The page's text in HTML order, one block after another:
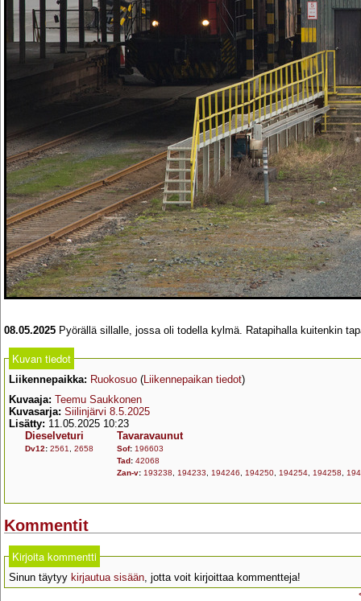
08.05.2025 Pyörällä sillalle, jossa oli todella kylmä. Ratapihalla kuitenkin
Kuvan tiedot
Liikennepaikka: Ruokosuo (Liikennepaikan tiedot)
Kuvaaja: Teemu Saukkonen
Kuvasarja: Siilinjärvi 8.5.2025
Lisätty: 11.05.2025 10:23
Dieselveturi
Dv12: 2561 2658
Tavaravaunut
Sof: 196603
Tad: 42068
Zan-v: 193238 194233 194246 194250 194254 194258
Kommentit
Kirjoita kommentti
Sinun täytyy kirjautua sisään, jotta voit kirjoittaa kommentteja!